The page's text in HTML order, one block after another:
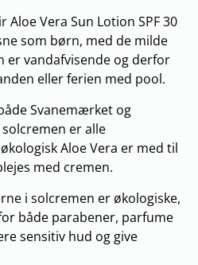
Aloe Vera Sun Lotion SPF 30
som børn, med de milde
er vandafvisende og derfor
eller ferien med pool.
Svanemærket og
er alle
Aloe Vera er med til
med cremen.
i solcremen er økologiske,
både parabener, parfume
sensitiv hud og give